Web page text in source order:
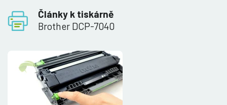
Články k tiskárně
Brother DCP-7040